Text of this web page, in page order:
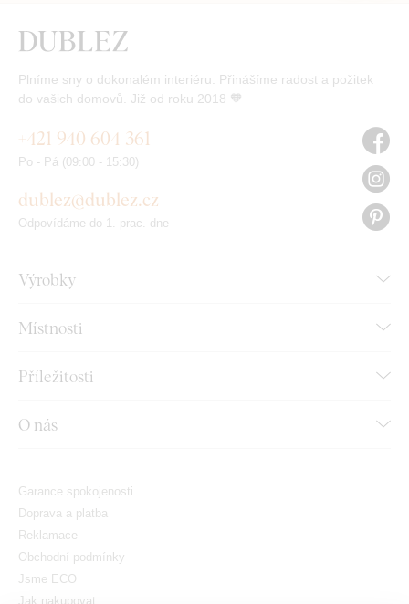
Plníme sny o dokonalém interiéru. Přinášíme radost a požitek
do vašich domovů. Již od roku 2018 🧡
Výrobky
Místnosti
Příležitosti
O nás
+421 940 604 361
Po - Pá (09:00 - 15:30)
dublez@dublez.cz
Odpovídáme do 1. prac. dne
Garance spokojenosti
Doprava a platba
Reklamace
Obchodní podmínky
Jsme ECO
Jak nakupovat